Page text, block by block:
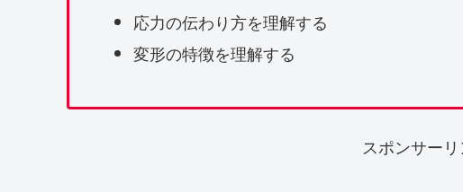
応力の伝わり方を理解する
変形の特徴を理解する
スポンサーリ